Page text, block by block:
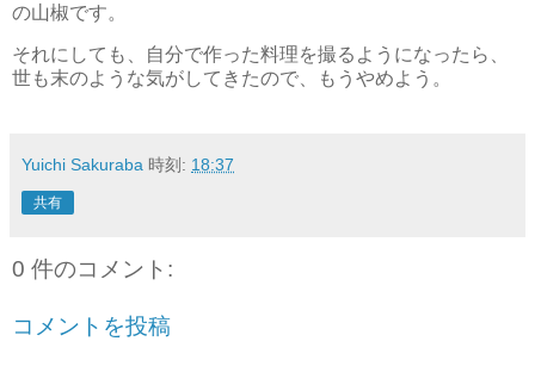
の山椒です。
それにしても、自分で作った料理を撮るようになったら、
世も末のような気がしてきたので、もうやめよう。
Yuichi Sakuraba 時刻: 18:37
共有
0 件のコメント:
コメントを投稿